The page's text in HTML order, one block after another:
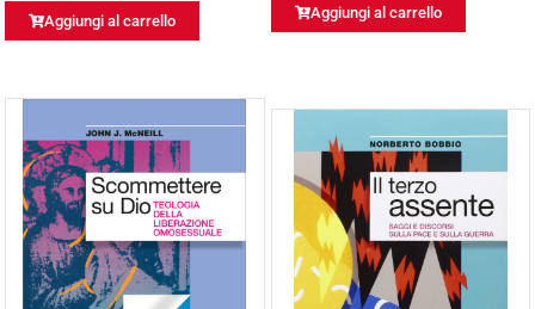
Aggiungi al carrello Aggiungi al carrello